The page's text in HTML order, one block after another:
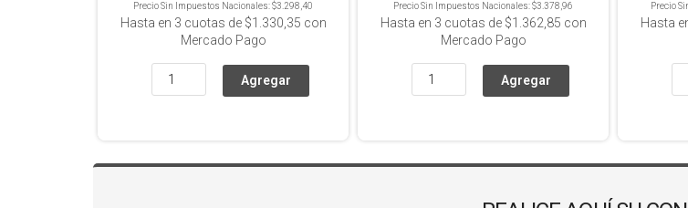
Precio Sin Impuestos Nacionales:$3.298,40
Hasta en 3 cuotas de $1.330,35 con
Mercado Pago
Precio Sin Impuestos Nacionales:$3.378,96
Hasta en 3 cuotas de $1.362,85 con
Mercado Pago
Precio
Hasta